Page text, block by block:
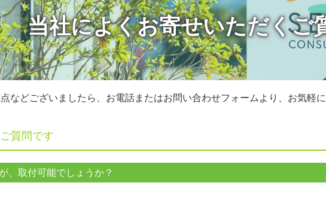
当社によくお寄せいただくご
などございましたら、お電話またはお問い合わせフォームより、お気軽に
質問です
、取付可能でしょうか？